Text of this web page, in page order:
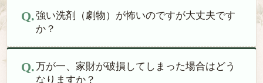
強い洗剤（劇物）が怖いのですが大丈夫です
か？
万が一、家財が破損してしまった場合はどう
なりますか？